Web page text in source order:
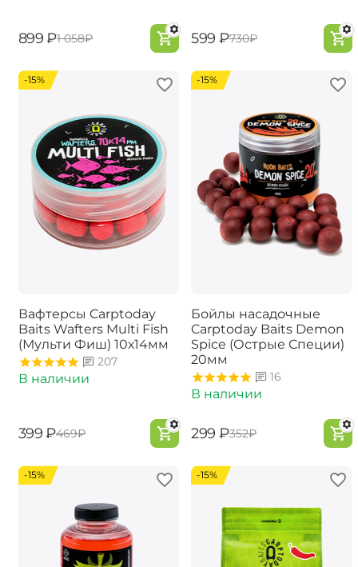
‍899‍ ₽‍1 058‍₽ ‍599‍ ₽‍730‍₽
-15%
Вафтерсы Carptoday
Baits Wafters Multi Fish
(Мульти Фиш) 10х14мм
207
В наличии
‍399‍ ₽‍469‍₽
-15%
Бойлы насадочные
Carptoday Baits Demon
Spice (Острые Специи)
20мм
16
В наличии
‍299‍ ₽‍352‍₽
-15% -15%